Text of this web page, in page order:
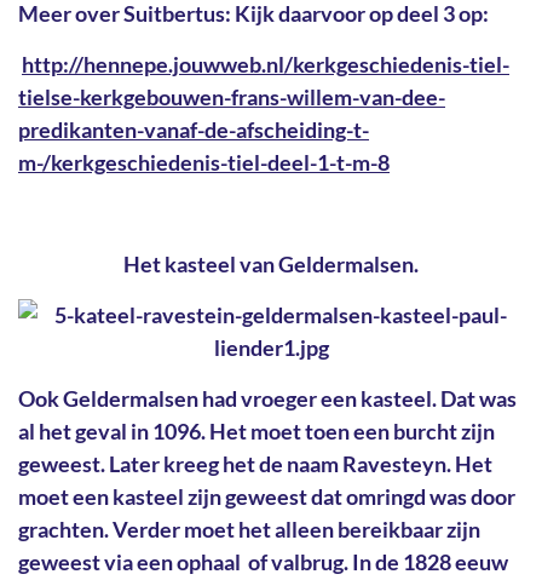
Meer over Suitbertus: Kijk daarvoor op deel 3 op:
http://hennepe.jouwweb.nl/kerkgeschiedenis-tiel-
tielse-kerkgebouwen-frans-willem-van-dee-
predikanten-vanaf-de-afscheiding-t-
m-/kerkgeschiedenis-tiel-deel-1-t-m-8
Het kasteel van Geldermalsen.
Ook Geldermalsen had vroeger een kasteel. Dat was
al het geval in 1096. Het moet toen een burcht zijn
geweest. Later kreeg het de naam Ravesteyn. Het
moet een kasteel zijn geweest dat omringd was door
grachten. Verder moet het alleen bereikbaar zijn
geweest via een ophaal of valbrug. In de 1828 eeuw